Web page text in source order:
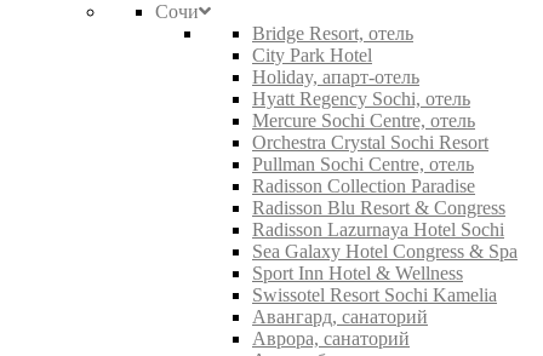
Сочи
Bridge Resort, отель
City Park Hotel
Holiday, апарт-отель
Hyatt Regency Sochi, отель
Mercure Sochi Centre, отель
Orchestra Crystal Sochi Resort
Pullman Sochi Centre, отель
Radisson Collection Paradise
Radisson Blu Resort & Congress
Radisson Lazurnaya Hotel Sochi
Sea Galaxy Hotel Congress & Spa
Sport Inn Hotel & Wellness
Swissotel Resort Sochi Kamelia
Авангард, санаторий
Аврора, санаторий